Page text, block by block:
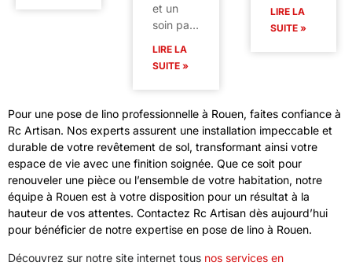
et un
soin pa…
LIRE LA
SUITE »
LIRE LA
SUITE »
Pour une pose de lino professionnelle à Rouen, faites confiance à
Rc Artisan. Nos experts assurent une installation impeccable et
durable de votre revêtement de sol, transformant ainsi votre
espace de vie avec une finition soignée. Que ce soit pour
renouveler une pièce ou l’ensemble de votre habitation, notre
équipe à Rouen est à votre disposition pour un résultat à la
hauteur de vos attentes. Contactez Rc Artisan dès aujourd’hui
pour bénéficier de notre expertise en pose de lino à Rouen.
Découvrez sur notre site internet tous nos services en